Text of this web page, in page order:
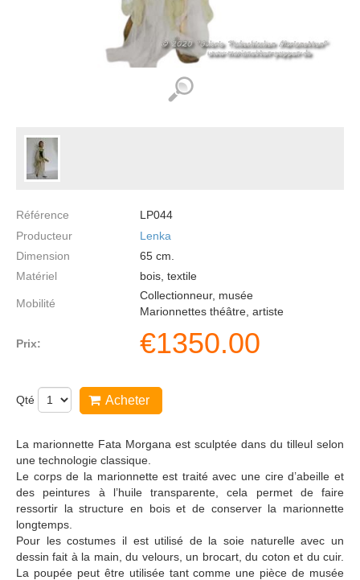
Référence
LP044
Producteur
Lenka
Dimension
65 cm.
Matériel
bois, textile
Mobilité
Collectionneur, musée
Marionnettes théâtre, artiste
Prix: €1350.00
Qté Acheter
La marionnette Fata Morgana est sculptée dans du tilleul selon
une technologie classique.
Le corps de la marionnette est traité avec une cire d’abeille et
des peintures à l’huile transparente, cela permet de faire
ressortir la structure en bois et de conserver la marionnette
longtemps.
Pour les costumes il est utilisé de la soie naturelle avec un
dessin fait à la main, du velours, un brocart, du coton et du cuir.
La poupée peut être utilisée tant comme une pièce de musée